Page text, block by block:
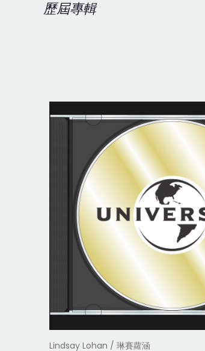
歷屆專輯
Lindsay Lohan / 琳賽蘿涵